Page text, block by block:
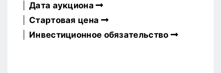
Дата аукциона
Стартовая цена
Инвестиционное обязательство